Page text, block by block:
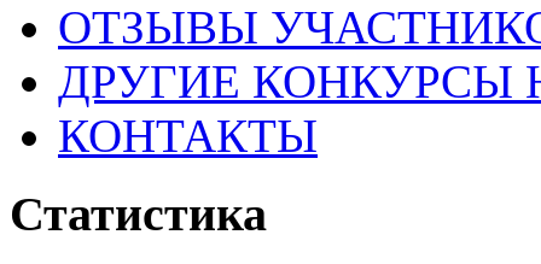
ОТЗЫВЫ
ДРУГИЕ
КОНТАКТЫ
Статистика